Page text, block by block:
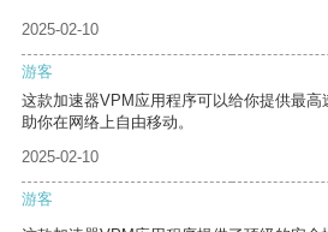
2025-02-10
游客
这款加速器VPM应用程序可以给你提供最
助你在网络上自由移动。
2025-02-10
游客